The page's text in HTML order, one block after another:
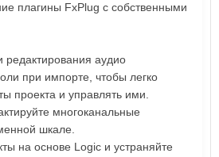
плагины FxPlug с собственными
аудио
при импорте, чтобы легко
проекта и управлять ими.
многоканальные
шкале.
на основе Logic и устраняйте